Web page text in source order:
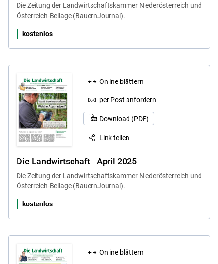
Die Zeitung der Landwirtschaftskammer Niederösterreich und
Österreich-Beilage (BauernJournal).
kostenlos
Online blättern
per Post anfordern
Download (PDF)
Link teilen
Die Landwirtschaft - April 2025
Die Zeitung der Landwirtschaftskammer Niederösterreich und
Österreich-Beilage (BauernJournal).
kostenlos
Online blättern